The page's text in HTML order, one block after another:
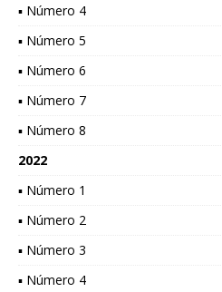
▪ Número 4
▪ Número 5
▪ Número 6
▪ Número 7
▪ Número 8
2022
▪ Número 1
▪ Número 2
▪ Número 3
▪ Número 4